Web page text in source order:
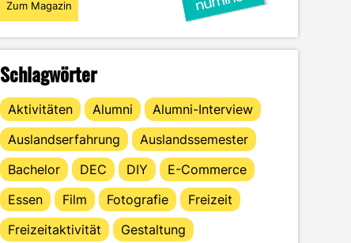
Zum Magazin
Schlagwörter
Aktivitäten Alumni
Alumni-Interview
Auslandserfahrung
Auslandssemester
Bachelor
DEC DIY
E-Commerce
Essen
Film Fotografie
Freizeit
Freizeitaktivität
Gestaltung